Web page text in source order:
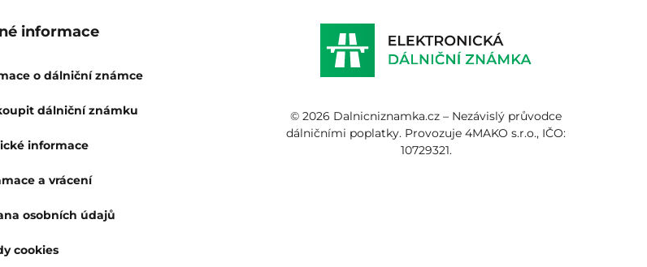
informace
o dálniční známce
dálniční známku
informace
a vrácení
osobních údajů
cookies
© 2026 Dalnicniznamka.cz – Nezávislý průvodce
dálničními poplatky. Provozuje 4MAKO s.r.o., IČO:
10729321.